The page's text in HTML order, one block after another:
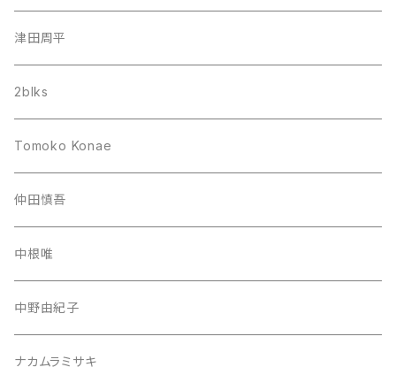
津田周平
2blks
Tomoko Konae
仲田慎吾
中根唯
中野由紀子
ナカムラミサキ